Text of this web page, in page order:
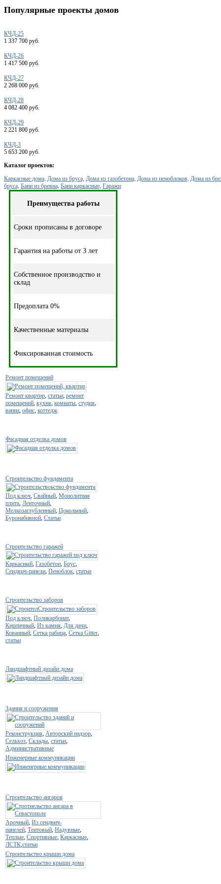
Популярные проекты домов
КЧД-25
1 337 700 руб.
КЧД-26
1 417 500 руб.
КЧД-27
2 268 000 руб.
КЧД-28
4 082 400 руб.
КЧД-29
2 221 800 руб.
КЧД-3
5 653 200 руб.
Каталог проектов:
Каркасные дома, Дома из бруса, Дома из газобетона, Дома из пеноблоков, Дома из
бруса, Бани из бревна, Бани каркасные, Гаражи
Преимущества работы
Cроки прописаны в договоре
Гарантия на работы от 3 лет
Собственное производство и
склад
Предоплата 0%
Качественные материалы
Фиксированная стоимость
Ремонт помещений
Ремонт квартир статьи ремонт
помещений кухня комнаты студия
ванна офис коттедж
Фасадная отделка домов
Строительство фундамента
Под ключ Свайный Монолитная
плита Ленточный
Мелкозаглубленный Цокольный
Буронабивной Статьи
Строительство гаражей
Каркасный Газобетон Брус
Сендвич-панели Пеноблок статьи
Строительство заборов
Под ключ Поликарбонат,
Кирпичный Из камня Для дачи
Кованный Сетка рабица Сетка Gitter
статьи
Ландшафтный дизайн дома
Здания и сооружения
Реконструкция Авторский надзор
Сельхоз Склады статьи
Административные
Инженерные коммуникации
Строительство ангаров
Арочный Из сендвич-
панелей Тентовый Надувные
Теплые Спортивные Каркасные
ЛСТК статьи
Строительство крыши дома